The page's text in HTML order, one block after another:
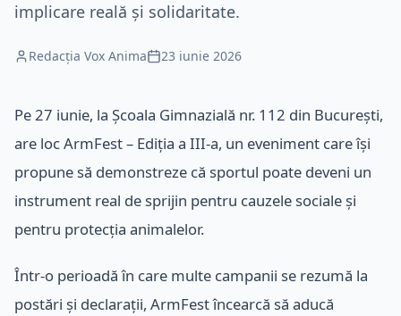
implicare reală și solidaritate.
Redacția Vox Anima 23 iunie 2026
Pe 27 iunie, la Școala Gimnazială nr. 112 din București,
are loc ArmFest – Ediția a III-a, un eveniment care își
propune să demonstreze că sportul poate deveni un
instrument real de sprijin pentru cauzele sociale și
pentru protecția animalelor.
Într-o perioadă în care multe campanii se rezumă la
postări și declarații, ArmFest încearcă să aducă